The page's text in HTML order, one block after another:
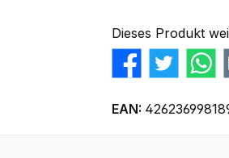
Dieses Produkt
EAN: